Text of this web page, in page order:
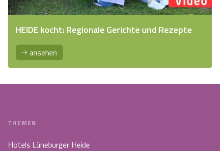
HEIDE kocht: Regionale Gerichte und Rezepte
ansehen
THEMEN
Hotels Lüneburger Heide